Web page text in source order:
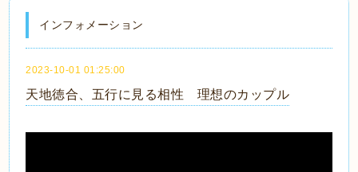
インフォメーション
2023-10-01 01:25:00
天地徳合、五行に見る相性 理想のカップル